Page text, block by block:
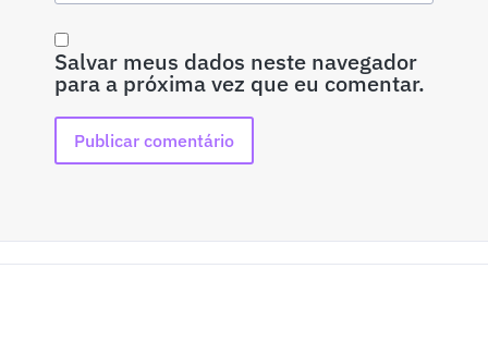
Salvar meus dados neste navegador
para a próxima vez que eu comentar.